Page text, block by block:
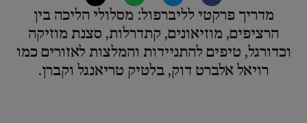
מדריך פרקטי לליברפול: מסלולי הליכה בין
הרציפים, מוזיאונים, קתדרלות, סצנת מוזיקה
וכדורגל, טיפים להתניידות והמלצות לאזורים כמו
רויאל אלברט דוק, בלטיק טריאנגל וקברן.